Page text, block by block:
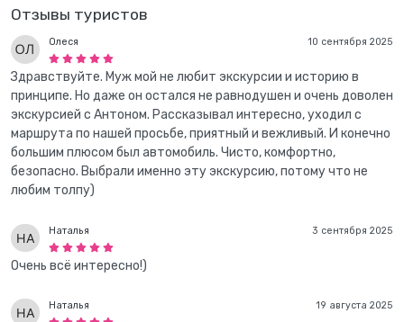
Отзывы туристов
10 сентября 2025
Олеся
Здравствуйте. Муж мой не любит экскурсии и историю в
принципе. Но даже он остался не равнодушен и очень доволен
экскурсией с Антоном. Рассказывал интересно, уходил с
маршрута по нашей просьбе, приятный и вежливый. И конечно
большим плюсом был автомобиль. Чисто, комфортно,
безопасно. Выбрали именно эту экскурсию, потому что не
любим толпу)
3 сентября 2025
Наталья
Очень всё интересно!)
19 августа 2025
Наталья